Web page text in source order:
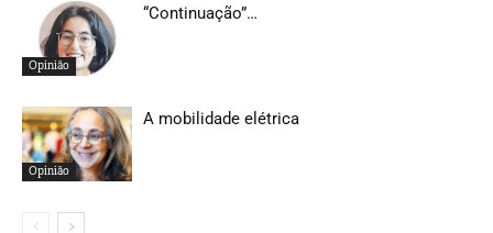
Opinião
“Continuação”…
Opinião
A mobilidade elétrica